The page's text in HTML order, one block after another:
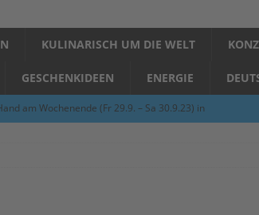
KULINARISCH UM DIE WELT
GESCHENKIDEEN ENERGIE
am Wochenende (Fr 29.9. – Sa 30.9.23) in